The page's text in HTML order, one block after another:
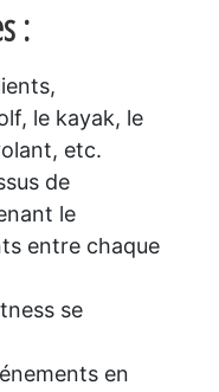
:
le kayak, le
etc.
de
le
entre chaque
se
en